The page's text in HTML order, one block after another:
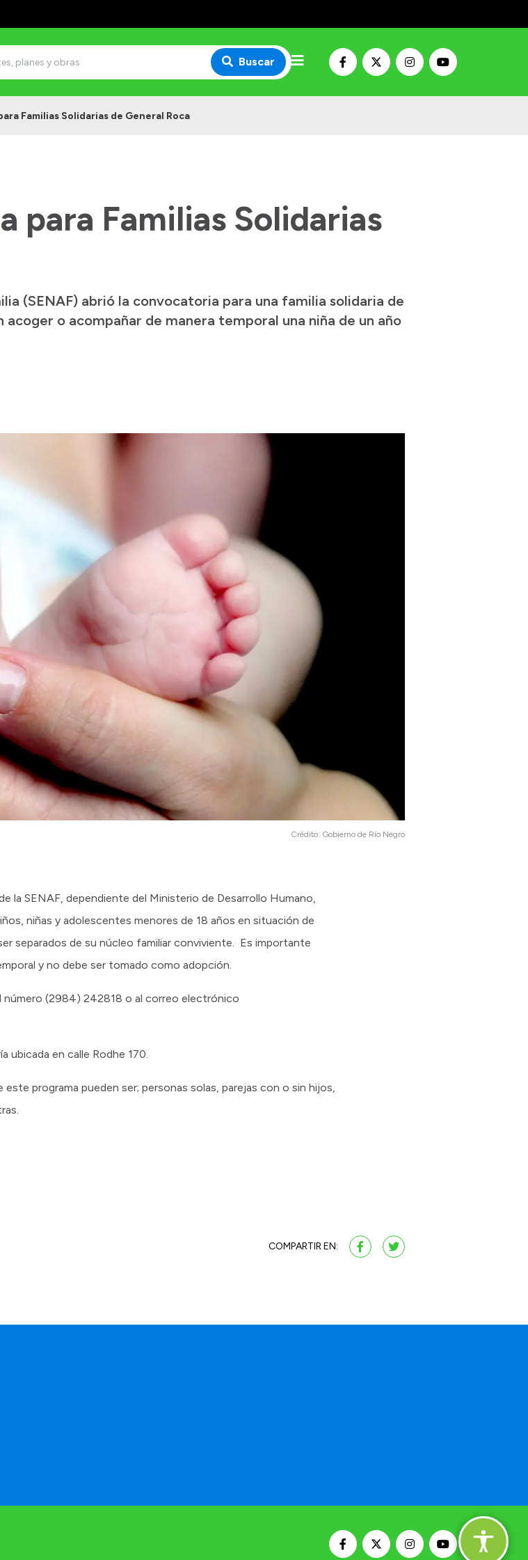
Buscar
Familias Solidarias de General Roca
para Familias Solidarias
(SENAF) abrió la convocatoria para una familia solidaria de
acoger o acompañar de manera temporal una niña de un año
Crédito: Gobierno de Río Negro
la SENAF, dependiente del Ministerio de Desarrollo Humano,
niñas y adolescentes menores de 18 años en situación de
separados de su núcleo familiar conviviente. Es importante
y no debe ser tomado como adopción.
(2984) 242818 o al correo electrónico
ubicada en calle Rodhe 170.
programa pueden ser; personas solas, parejas con o sin hijos,
COMPARTIR EN: